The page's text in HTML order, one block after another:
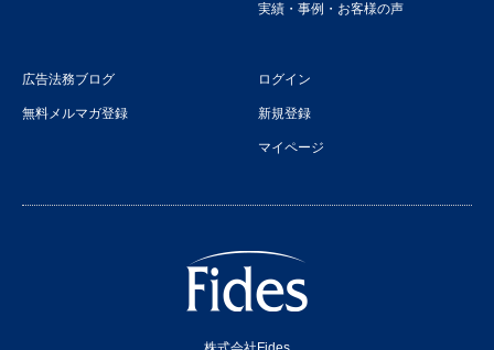
実績・事例・お客様の声
広告法務ブログ
無料メルマガ登録
ログイン
新規登録
マイページ